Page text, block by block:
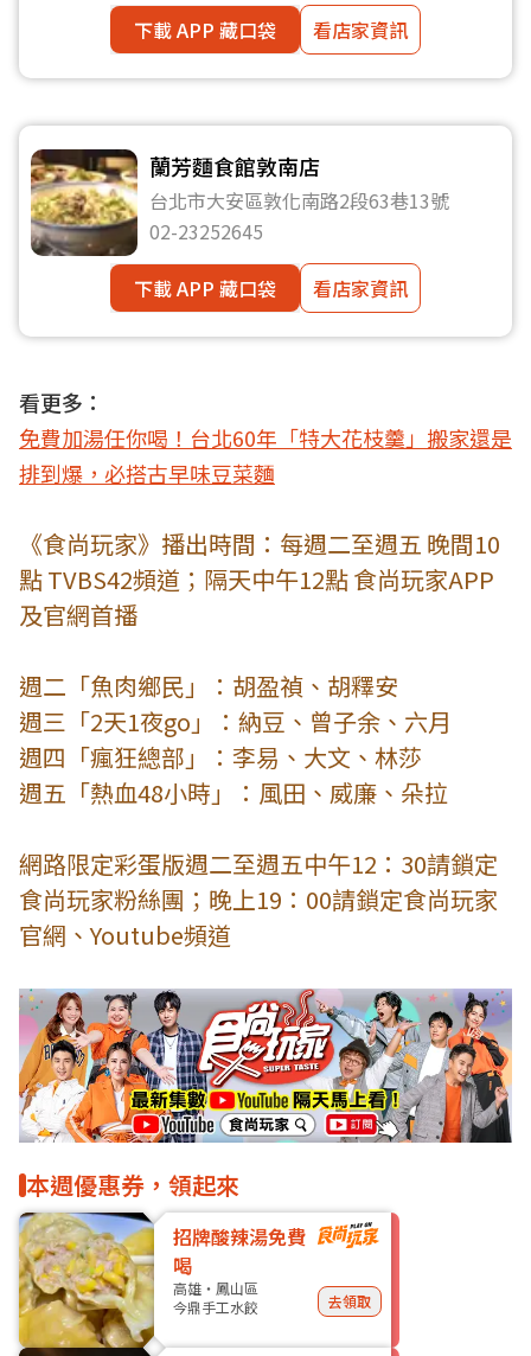
下載 APP 藏口袋 看店家資訊
蘭芳麵食館敦南店
台北市大安區敦化南路2段63巷13號
02-23252645
下載 APP 藏口袋
看店家資訊
看更多：
免費加湯任你喝！台北60年「特大花枝羹」搬家還是
排到爆，必搭古早味豆菜麵
《食尚玩家》播出時間：每週二至週五 晚間10
點 TVBS42頻道；隔天中午12點 食尚玩家APP
及官網首播
週二「魚肉鄉民」：胡盈禎、胡釋安
週三「2天1夜go」：納豆、曾子余、六月
週四「瘋狂總部」：李易、大文、林莎
週五「熱血48小時」：風田、威廉、朵拉
網路限定彩蛋版週二至週五中午12：30請鎖定
食尚玩家粉絲團；晚上19：00請鎖定食尚玩家
官網、Youtube頻道
本週優惠券，領起來
招牌酸辣湯免費
喝
高雄・鳳山區
今鼎手工水餃
去領取